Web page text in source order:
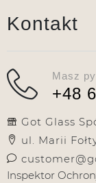
Kontakt
Masz
+48
Got Glass
ul. Marii
Inspektor